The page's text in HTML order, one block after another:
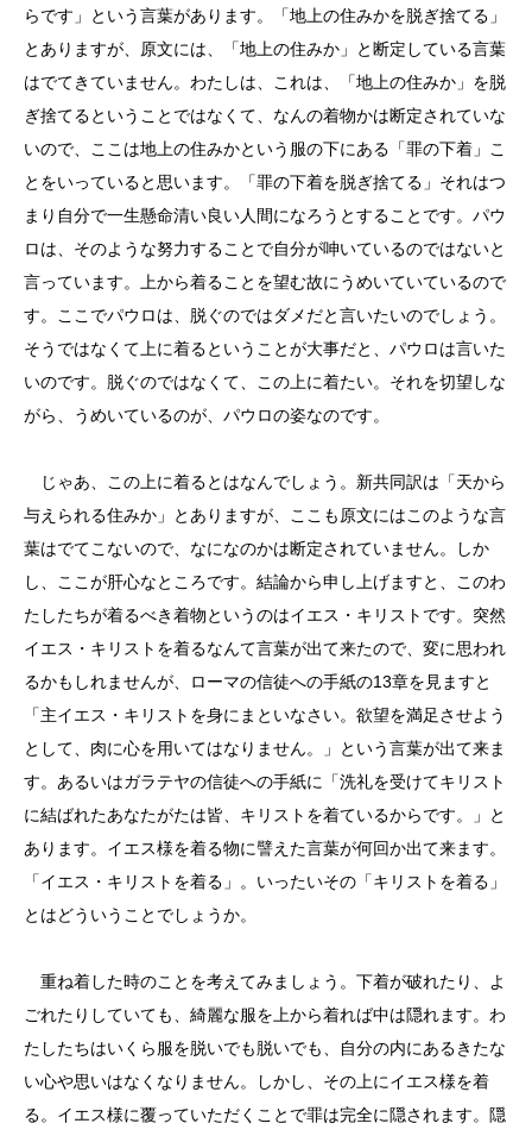
らです」という言葉があります。「地上の住みかを脱ぎ捨てる」
とありますが、原文には、「地上の住みか」と断定している言葉
はでてきていません。わたしは、これは、「地上の住みか」を脱
ぎ捨てるということではなくて、なんの着物かは断定されていな
いので、ここは地上の住みかという服の下にある「罪の下着」こ
とをいっていると思います。「罪の下着を脱ぎ捨てる」それはつ
まり自分で一生懸命清い良い人間になろうとすることです。パウ
ロは、そのような努力することで自分が呻いているのではないと
言っています。上から着ることを望む故にうめいていているので
す。ここでパウロは、脱ぐのではダメだと言いたいのでしょう。
そうではなくて上に着るということが大事だと、パウロは言いた
いのです。脱ぐのではなくて、この上に着たい。それを切望しな
がら、うめいているのが、パウロの姿なのです。
じゃあ、この上に着るとはなんでしょう。新共同訳は「天から
与えられる住みか」とありますが、ここも原文にはこのような言
葉はでてこないので、なになのかは断定されていません。しか
し、ここが肝心なところです。結論から申し上げますと、このわ
たしたちが着るべき着物というのはイエス・キリストです。突然
イエス・キリストを着るなんて言葉が出て来たので、変に思われ
るかもしれませんが、ローマの信徒への手紙の13章を見ますと
「主イエス・キリストを身にまといなさい。欲望を満足させよう
として、肉に心を用いてはなりません。」という言葉が出て来ま
す。あるいはガラテヤの信徒への手紙に「洗礼を受けてキリスト
に結ばれたあなたがたは皆、キリストを着ているからです。」と
あります。イエス様を着る物に譬えた言葉が何回か出て来ます。
「イエス・キリストを着る」。いったいその「キリストを着る」
とはどういうことでしょうか。
重ね着した時のことを考えてみましょう。下着が破れたり、よ
ごれたりしていても、綺麗な服を上から着れば中は隠れます。わ
たしたちはいくら服を脱いでも脱いでも、自分の内にあるきたな
い心や思いはなくなりません。しかし、その上にイエス様を着
る。イエス様に覆っていただくことで罪は完全に隠されます。隠